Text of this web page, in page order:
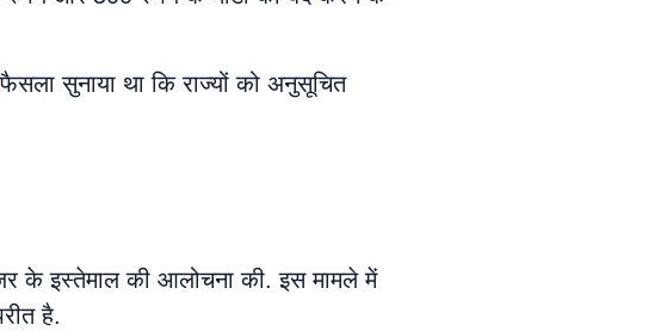
सुनाया था कि राज्यों को अनुसूचित
के इस्तेमाल की आलोचना की. इस मामले में
है.